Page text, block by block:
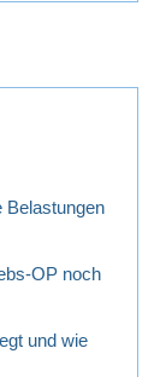
Belastungen
OP noch
und wie